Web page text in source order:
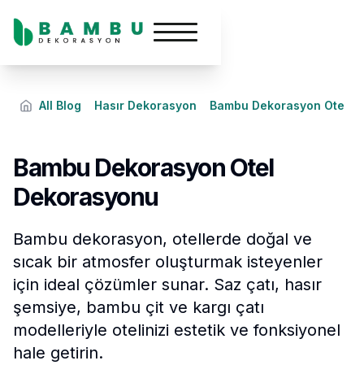
All Blog Hasır Dekorasyon Bambu Dekorasyon Otel
Bambu Dekorasyon Otel
Dekorasyonu
Bambu dekorasyon, otellerde doğal ve
sıcak bir atmosfer oluşturmak isteyenler
için ideal çözümler sunar. Saz çatı, hasır
şemsiye, bambu çit ve kargı çatı
modelleriyle otelinizi estetik ve fonksiyonel
hale getirin.